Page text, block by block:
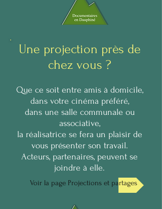
Une projection près de
chez vous ?
Que ce soit entre amis à domicile,
dans votre cinéma préféré,
dans une salle communale ou
associative,
la réalisatrice se fera un plaisir de
vous présenter son travail.
Acteurs, partenaires, peuvent se
joindre à elle.
Voir la page Projections et partages